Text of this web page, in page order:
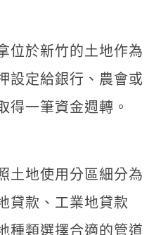
位於新竹的土地作為
設定給銀行、農會或
得一筆資金週轉。
土地使用分區細分為
貸款、工業地貸款
種類選擇合適的管道